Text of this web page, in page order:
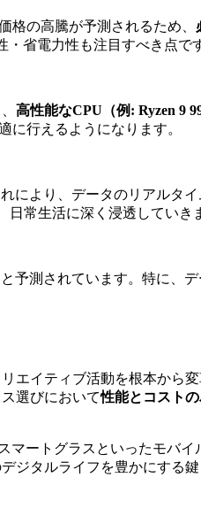
格の高騰が予測されるため、
省電力性も注目すべき点で
高性能なCPU（例: Ryzen 9
に行えるようになります。
により、データのリアルタ
常生活に深く浸透していき
予測されています。特に、
エイティブ活動を根本から
選びにおいて性能とコスト
マートグラスといったモバイ
ジタルライフを豊かにする